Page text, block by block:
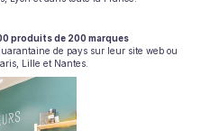
produits de 200 marques
de pays sur leur site web ou
Lille et Nantes.